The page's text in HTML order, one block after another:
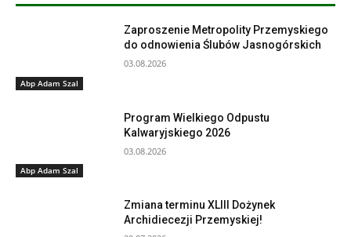
Abp Adam Szal
Zaproszenie Metropolity Przemyskiego
do odnowienia Ślubów Jasnogórskich
03.08.2026
Abp Adam Szal
Program Wielkiego Odpustu
Kalwaryjskiego 2026
03.08.2026
Zmiana terminu XLIII Dożynek
Archidiecezji Przemyskiej!